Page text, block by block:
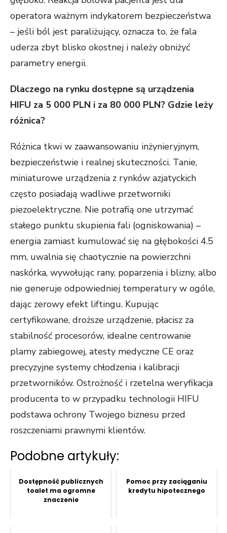
operatora ważnym indykatorem bezpieczeństwa
– jeśli ból jest paraliżujący, oznacza to, że fala
uderza zbyt blisko okostnej i należy obniżyć
parametry energii.
Dlaczego na rynku dostępne są urządzenia
HIFU za 5 000 PLN i za 80 000 PLN? Gdzie leży
różnica?
Różnica tkwi w zaawansowaniu inżynieryjnym,
bezpieczeństwie i realnej skuteczności. Tanie,
miniaturowe urządzenia z rynków azjatyckich
często posiadają wadliwe przetworniki
piezoelektryczne. Nie potrafią one utrzymać
stałego punktu skupienia fali (ogniskowania) –
energia zamiast kumulować się na głębokości 4.5
mm, uwalnia się chaotycznie na powierzchni
naskórka, wywołując rany, poparzenia i blizny, albo
nie generuje odpowiedniej temperatury w ogóle,
dając zerowy efekt liftingu. Kupując
certyfikowane, droższe urządzenie, płacisz za
stabilność procesorów, idealne centrowanie
plamy zabiegowej, atesty medyczne CE oraz
precyzyjne systemy chłodzenia i kalibracji
przetworników. Ostrożność i rzetelna weryfikacja
producenta to w przypadku technologii HIFU
podstawa ochrony Twojego biznesu przed
roszczeniami prawnymi klientów.
Podobne artykuły:
Dostępność publicznych
toalet ma ogromne
znaczenie
Pomoc przy zaciąganiu
kredytu hipotecznego